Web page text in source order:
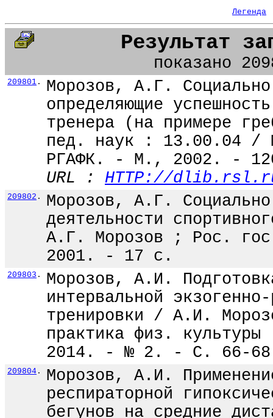
Легенда
Результат
показано
209801 .
Морозов, А.Г.
определяющие
тренера (на примере
пед. наук : 13.00.04 /
РГАФК. - М., 2002. -
URL : HTTP://
209802 .
Морозов, А.Г.
деятельности
А.Г. Морозов ; Рос.
2001. - 17 с.
209803 .
Морозов, А.И.
интервальной
тренировки / А.И.
практика физ.
2014. - № 2. - С. 66-
209804 .
Морозов, А.И.
респираторной
бегунов на средние